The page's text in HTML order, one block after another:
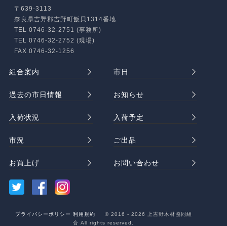
〒639-3113
奈良県吉野郡吉野町飯貝1314番地
TEL 0746-32-2751 (事務所)
TEL 0746-32-2752 (現場)
FAX 0746-32-1256
組合案内 市日
過去の市日情報 お知らせ
入荷状況 入荷予定
市況 ご出品
お買上げ お問い合わせ
プライバシーポリシー 利用規約
© 2016 - 2026 上吉野木材協同組
合 All rights reserved.